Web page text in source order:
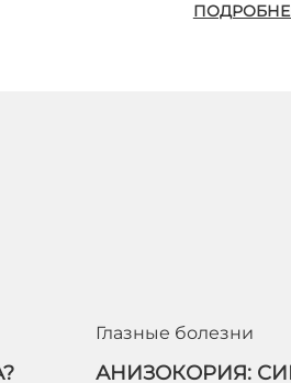
Глазные болезни
АНИЗОКОРИЯ: